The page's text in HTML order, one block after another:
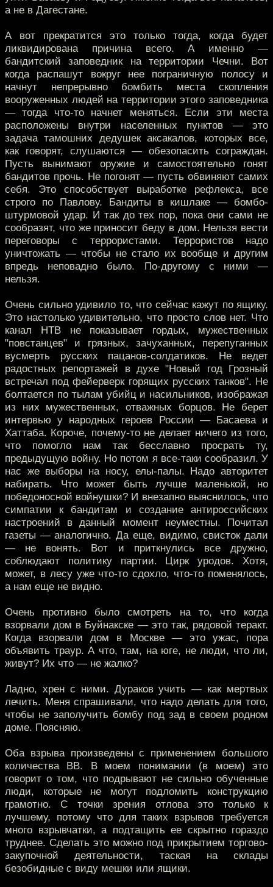
а не в Дагестане.
А вот прекратится это только тогда, когда будет
ликвидирована причина всего. А именно —
бандитский заповедник на территории Чечни. Вот
когда распашут вокруг нее пограничную полосу и
начнут непрерывно бомбить места скопления
вооруженных людей на территории этого заповедника
— тогда что-то начнет меняться. Если эти места
расположены внутри населенных пунктов — это
задача тамошних дедушек аксакалов, которых все,
как говорят, слушаются — обезопасить сограждан.
Пусть вынимают оружие и самостоятельно гонят
бандитов прочь. Не погонят — пусть обвиняют самих
себя. Это способствует выработке рефлекса, все
строго по Павлову. Бандиты в кишлаке — бомбо-
штурмовой удар. И так до тех пор, пока они сами не
сообразят, что же приносит беду в дом. Нельзя вести
переговоры с террористами. Террористов надо
уничтожать — чтобы не стало их вообще и другим
впредь неповадно было. По-другому с ними —
нельзя.
Очень сильно удивило то, что сейчас кажут по ящику.
Это настолько удивительно, что просто слов нет. Что
канал НТВ не показывает гордых, мужественных
"повстанцев" и грязных, зачуханных, перепуганных
вусмерть русских пацанов-солдатиков. Не ведет
радостных репортажей в духе "Новый год Грозный
встречал под фейерверк горящих русских танков". Не
болтается по тылам убийц и насильников, изображая
из них мужественных, отважных борцов. Не берет
интервью у народных героев России — Басаева и
Хаттаба. Короче, почему-то не делает ничего из того,
что помогло нам так бесславно просрать ту,
предыдущую войну. Но потом я все-таки сообразил. У
нас же выборы на носу, елы-палы. Надо авторитет
набирать. Что может быть лучше маленькой, но
победоносной войнушки? И внезапно выяснилось, что
симпатии к бандитам и создание антироссийских
настроений в данный момент неуместны. Почитал
газеты — аналогично. Да еще, видимо, свисток дали
— не вонять. Вот и приткнулись все дружно,
соблюдают политику партии. Цирк уродов. Хотя,
может, в лесу уже что-то сдохло, что-то поменялось,
а нам еще не видно.
Очень противно было смотреть на то, что когда
взорвали дом в Буйнакске — это так, рядовой теракт.
Когда взорвали дом в Москве — это ужас, пора
объявить траур. А что, там, на юге, не люди, что ли,
живут? Их что — не жалко?
Ладно, хрен с ними. Дураков учить — как мертвых
лечить. Меня спрашивали, что надо делать для того,
чтобы не заполучить бомбу под зад в своем родном
доме. Поясняю.
Оба взрыва произведены с применением большого
количества ВВ. В моем понимании (в моем) это
говорит о том, что подрывают не сильно обученные
люди, которые не могут подломить конструкцию
грамотно. С точки зрения отлова это только к
лучшему, потому что для таких взрывов требуется
много взрывчатки, а подтащить ее скрытно гораздо
труднее. Сделать это можно под прикрытием торгово-
закупочной деятельности, таская на склады
безобидные с виду мешки или ящики.